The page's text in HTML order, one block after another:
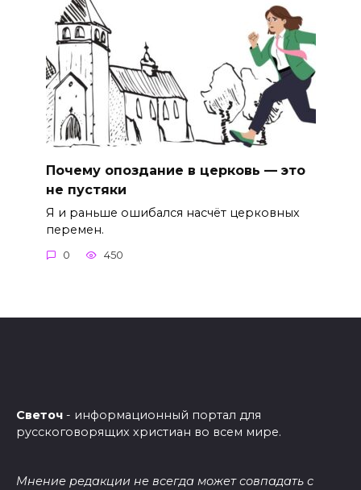
Почему опоздание в церковь — это
не пустяки
Я и раньше ошибался насчёт церковных
перемен.
0 450
Светоч - информационный портал для
русскоговорящих христиан во всем мире.
Мнение редакции не всегда может совпадать с